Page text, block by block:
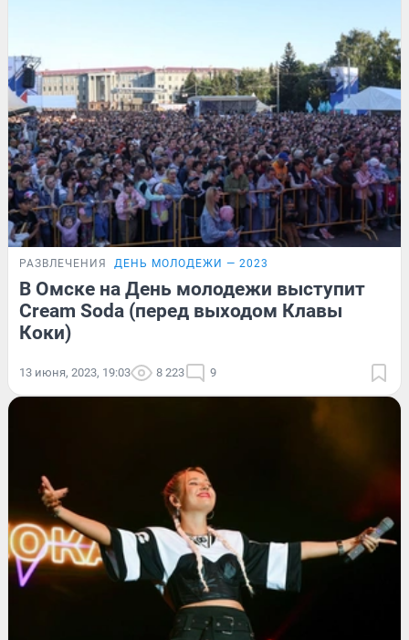
РАЗВЛЕЧЕНИЯ ДЕНЬ МОЛОДЕЖИ — 2023
В Омске на День молодежи выступит
Cream Soda (перед выходом Клавы
Коки)
13 июня, 2023, 19:03 8 223 9